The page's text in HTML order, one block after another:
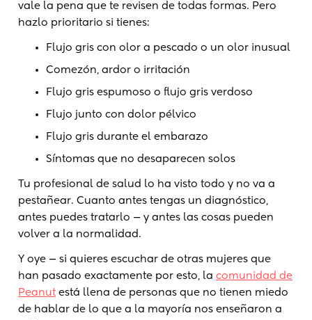
vale la pena que te revisen de todas formas. Pero
hazlo prioritario si tienes:
Flujo gris con olor a pescado o un olor inusual
Comezón, ardor o irritación
Flujo gris espumoso o flujo gris verdoso
Flujo junto con dolor pélvico
Flujo gris durante el embarazo
Síntomas que no desaparecen solos
Tu profesional de salud lo ha visto todo y no va a
pestañear. Cuanto antes tengas un diagnóstico,
antes puedes tratarlo — y antes las cosas pueden
volver a la normalidad.
Y oye — si quieres escuchar de otras mujeres que
han pasado exactamente por esto, la comunidad de
Peanut está llena de personas que no tienen miedo
de hablar de lo que a la mayoría nos enseñaron a